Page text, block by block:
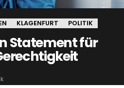
KLAGENFURT POLITIK
Statement für